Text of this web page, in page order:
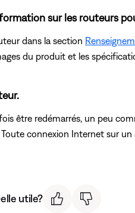
sur les routeurs
dans la section
du produit et les
être redémarrés, un peu
connexion Internet sur
utile?